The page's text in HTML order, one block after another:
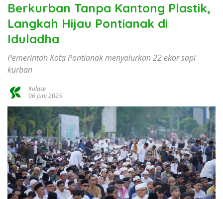
Berkurban Tanpa Kantong Plastik,
Langkah Hijau Pontianak di
Iduladha
Pemerintah Kota Pontianak menyalurkan 22 ekor sapi
kurban
Kolase
06 Juni 2025